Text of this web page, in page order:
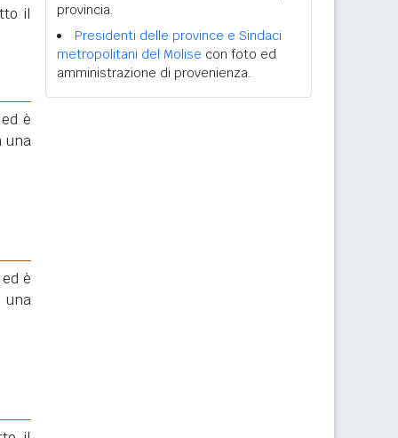
il
è
una
è
provincia.
Presidenti delle province e Sindaci
metropolitani del Molise con foto ed
amministrazione di provenienza.